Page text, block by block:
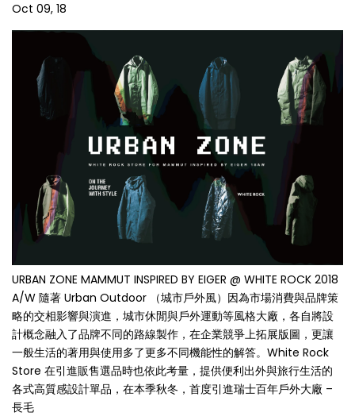
Oct 09, 18
URBAN ZONE MAMMUT INSPIRED BY EIGER @ WHITE ROCK 2018
A/W 隨著 Urban Outdoor （城市戶外風）因為市場消費與品牌策
略的交相影響與演進，城市休閒與戶外運動等風格大廠，各自將設
計概念融入了品牌不同的路線製作，在企業競爭上拓展版圖，更讓
一般生活的著用與使用多了更多不同機能性的解答。White Rock
Store 在引進販售選品時也依此考量，提供便利出外與旅行生活的
各式高質感設計單品，在本季秋冬，首度引進瑞士百年戶外大廠 –
長毛